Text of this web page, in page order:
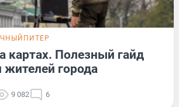
картах. Полезный гайд
жителей города
9 082 6